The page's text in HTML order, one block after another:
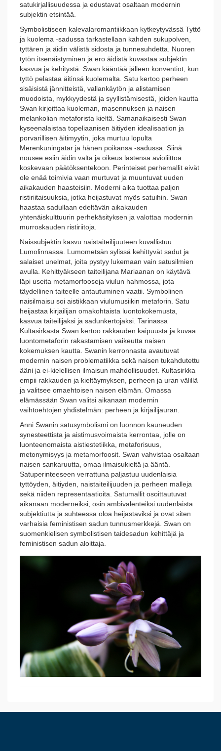
satukirjallisuudessa ja edustavat osaltaan modernin
subjektin etsintää.
Symbolistiseen kalevalaromantiikkaan kytkeytyvässä Tyttö
ja kuolema -sadussa tarkastellaan kahden sukupolven,
tyttären ja äidin välistä sidosta ja tunnesuhdetta. Nuoren
tytön itsenäistyminen ja ero äidistä kuvastaa subjektin
kasvua ja kehitystä. Swan kääntää jälleen konventiot, kun
tyttö pelastaa äitinsä kuolemalta. Satu kertoo perheen
sisäisistä jännitteistä, vallankäytön ja alistamisen
muodoista, mykkyydestä ja syyllistämisestä, joiden kautta
Swan kirjoittaa kuoleman, masennuksen ja naisen
melankolian metaforista kieltä. Samanaikaisesti Swan
kyseenalaistaa topeliaanisen äitiyden idealisaation ja
porvarillisen äitimyytin, joka murtuu lopulta
Merenkuningatar ja hänen poikansa -sadussa. Siinä
nousee esiin äidin valta ja oikeus lastensa avioliittoa
koskevaan päätöksentekoon. Perinteiset perhemallit eivät
ole enää toimivia vaan murtuvat ja muuntuvat uuden
aikakauden haasteisiin. Moderni aika tuottaa paljon
ristiriitaisuuksia, jotka heijastuvat myös satuihin. Swan
haastaa sadullaan edeltävän aikakauden
yhtenäiskulttuurin perhekäsityksen ja valottaa modernin
murroskauden ristiriitoja.
Naissubjektin kasvu naistaiteilijuuteen kuvallistuu
Lumolinnassa. Lumometsän sylissä kehittyvät sadut ja
salaiset unelmat, joita pystyy lukemaan vain satusilmien
avulla. Kehittyäkseen taiteilijana Mariaanan on käytävä
läpi useita metamorfooseja viulun hahmossa, jota
täydellinen taiteelle antautuminen vaatii. Symbolinen
naisilmaisu soi aistikkaan viulumusiikin metaforin. Satu
heijastaa kirjailijan omakohtaista luontokokemusta,
kasvua taiteilijaksi ja sadunkertojaksi. Tarinassa
Kultasirkasta Swan kertoo rakkauden kaipuusta ja kuvaa
luontometaforin rakastamisen vaikeutta naisen
kokemuksen kautta. Swanin kerronnasta avautuvat
modernin naisen problematiikka sekä naisen tukahdutettu
ääni ja ei-kielellisen ilmaisun mahdollisuudet. Kultasirkka
empii rakkauden ja kieltäymyksen, perheen ja uran välillä
ja valitsee omaehtoisen naisen elämän. Omassa
elämässään Swan valitsi aikanaan modernin
vaihtoehtojen yhdistelmän: perheen ja kirjailijauran.
Anni Swanin satusymbolismi on luonnon kauneuden
synesteettista ja aistimusvoimaista kerrontaa, jolle on
luonteenomaista aistiestetiikka, metaforisuus,
metonymisyys ja metamorfoosit. Swan vahvistaa osaltaan
naisen sankaruutta, omaa ilmaisukieltä ja ääntä.
Satuperinteeseen verrattuna paljastuu uudenlaisia
tyttöyden, äitiyden, naistaiteilijuuden ja perheen malleja
sekä niiden representaatioita. Satumallit osoittautuvat
aikanaan moderneiksi, osin ambivalenteiksi uudenlaista
subjektiutta ja suhteessa oloa heijastaviksi ja ovat siten
varhaisia feministisen sadun tunnusmerkkejä. Swan on
suomenkielisen symbolistisen taidesadun kehittäjä ja
feministisen sadun aloittaja.